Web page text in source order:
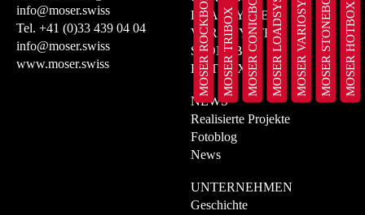
MOSER ROCKBOXMOSER TRIBOXMOSER CONICBOXMOSER LOADSYSTEMMOSER VARIOSYSTEMMOSER STONEBOXMOSER HOTBOX
info@moser.swiss
Tel. +41 (0)33 439 04 04
info@moser.swiss
www.moser.swiss
LOADSYSTEM
VARIOSYSTEM
STONEBOX
HOTBOX
NEWS
Realisierte Projekte
Fotoblog
News
UNTERNEHMEN
Geschichte